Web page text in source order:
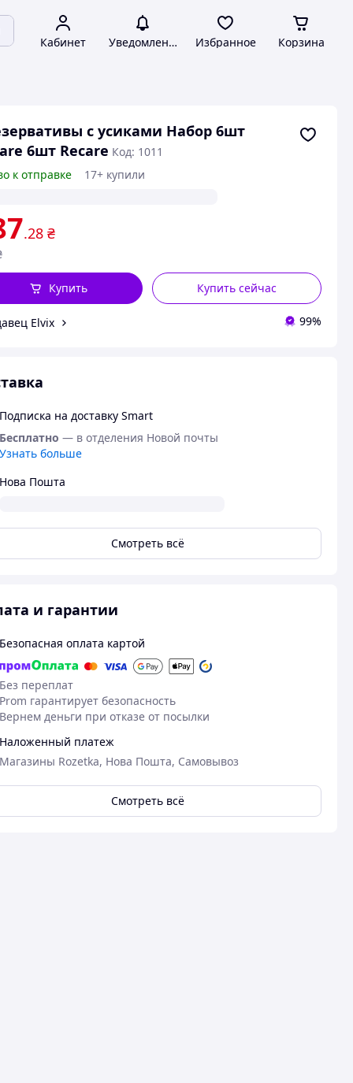
Кабинет Уведомления Избранное Корзина
с усиками Набор 6шт
6шт Recare Код: 1011
к отправке
17+ купили
.28 ₴
Купить сейчас
Купить
Elvix 99%
Подписка на доставку Smart
Бесплатно — в отделения Новой почты
Узнать больше
Нова Пошта
Смотреть всё
и гарантии
Безопасная оплата картой
Без переплат
Prom гарантирует безопасность
Вернем деньги при отказе от посылки
Наложенный платеж
Магазины Rozetka, Нова Пошта, Самовывоз
Смотреть всё